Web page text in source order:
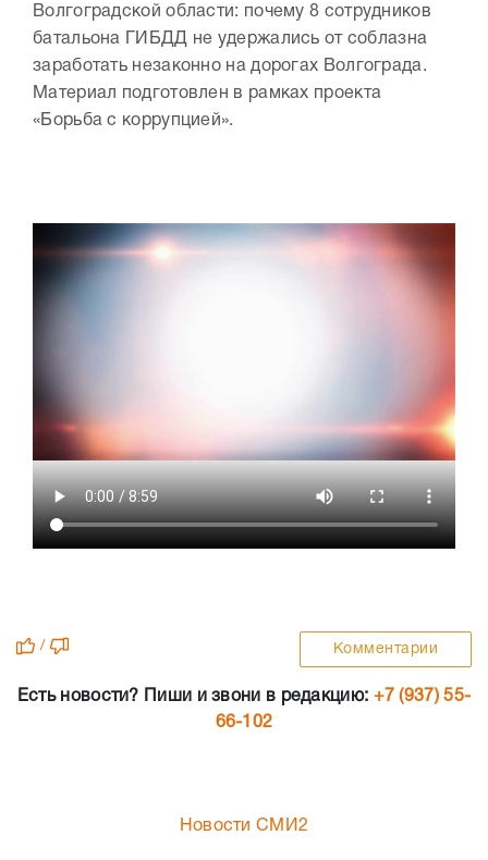
Волгоградской области: почему 8 сотрудников
батальона ГИБДД не удержались от соблазна
заработать незаконно на дорогах Волгограда.
Материал подготовлен в рамках проекта
«Борьба с коррупцией».
/ Комментарии
Есть новости? Пиши и звони в редакцию: +7 (937) 55-
66-102
Новости СМИ2